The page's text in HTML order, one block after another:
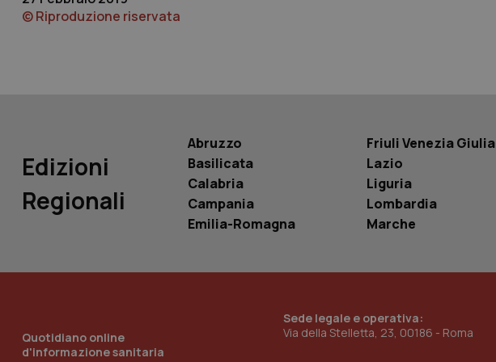
© Riproduzione riservata
Edizioni
Regionali
Abruzzo
Basilicata
Calabria
Campania
Emilia-Romagna
Friuli Venezia Giulia
Lazio
Liguria
Lombardia
Marche
Quotidiano online
d'informazione sanitaria
Sede legale e operativa:
Via della Stelletta, 23, 00186 - Roma